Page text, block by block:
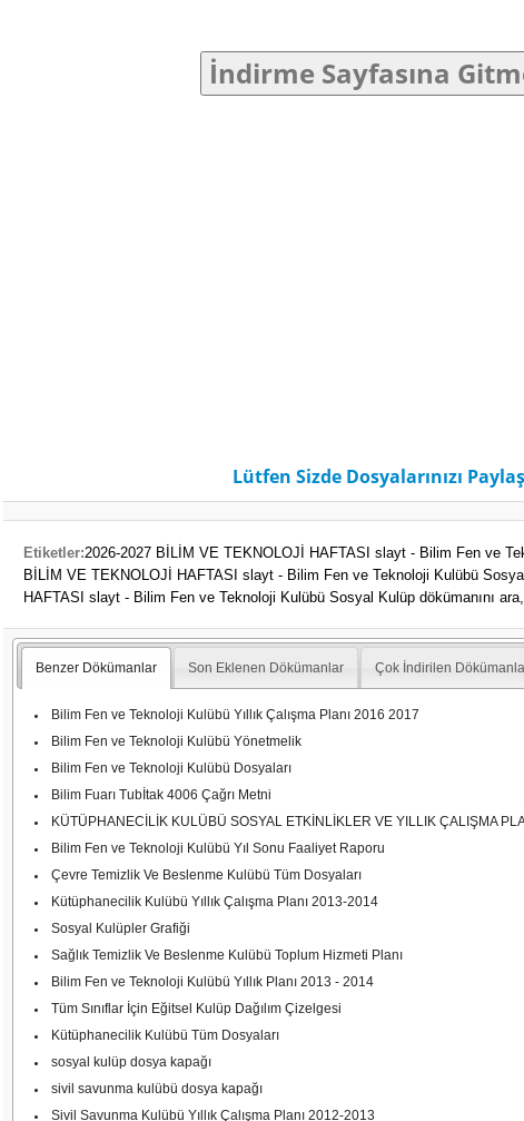
Lütfen Sizde Dosyalarınızı
Etiketler:2026-2027 BİLİM VE TEKNOLOJİ HAFTASI slayt - Bilim Fen ve
BİLİM VE TEKNOLOJİ HAFTASI slayt - Bilim Fen ve Teknoloji Kulübü
HAFTASI slayt - Bilim Fen ve Teknoloji Kulübü Sosyal Kulüp dökümanını ara,
Benzer Dökümanlar Son Eklenen Dökümanlar Çok İndirilen
Bilim Fen ve Teknoloji Kulübü Yıllık Çalışma Planı 2016 2017
Bilim Fen ve Teknoloji Kulübü Yönetmelik
Bilim Fen ve Teknoloji Kulübü Dosyaları
Bilim Fuarı Tubİtak 4006 Çağrı Metni
KÜTÜPHANECİLİK KULÜBÜ SOSYAL ETKİNLİKLER VE YILLIK ÇALIŞMA
Bilim Fen ve Teknoloji Kulübü Yıl Sonu Faaliyet Raporu
Çevre Temizlik Ve Beslenme Kulübü Tüm Dosyaları
Kütüphanecilik Kulübü Yıllık Çalışma Planı 2013-2014
Sosyal Kulüpler Grafiği
Sağlık Temizlik Ve Beslenme Kulübü Toplum Hizmeti Planı
Bilim Fen ve Teknoloji Kulübü Yıllık Planı 2013 - 2014
Tüm Sınıflar İçin Eğitsel Kulüp Dağılım Çizelgesi
Kütüphanecilik Kulübü Tüm Dosyaları
sosyal kulüp dosya kapağı
sivil savunma kulübü dosya kapağı
Sivil Savunma Kulübü Yıllık Çalışma Planı 2012-2013